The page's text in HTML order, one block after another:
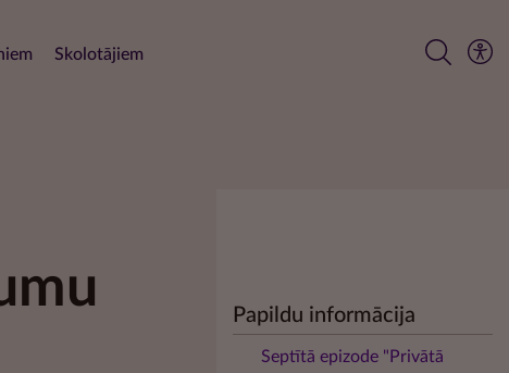
Skolotājiem
Papildu informācija
Septītā epizode "Privātā